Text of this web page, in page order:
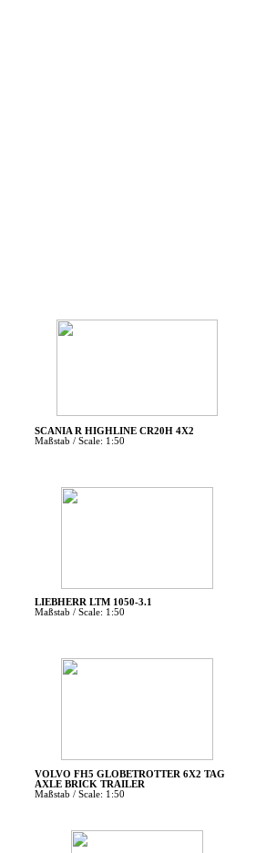
SCANIA R HIGHLINE CR20H 4X2
Maßstab / Scale: 1:50
LIEBHERR LTM 1050-3.1
Maßstab / Scale: 1:50
VOLVO FH5 GLOBETROTTER 6X2 TAG
AXLE BRICK TRAILER
Maßstab / Scale: 1:50